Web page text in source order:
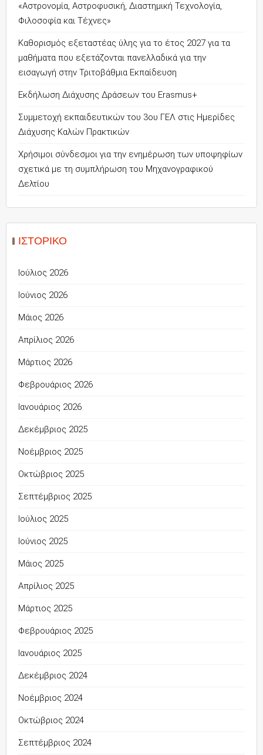
«Αστρονομία, Αστροφυσική, Διαστημική Τεχνολογία,
Φιλοσοφία και Τέχνες»
Καθορισμός εξεταστέας ύλης για το έτος 2027 για τα
μαθήματα που εξετάζονται πανελλαδικά για την
εισαγωγή στην Τριτοβάθμια Εκπαίδευση
Εκδήλωση Διάχυσης Δράσεων του Erasmus+
Συμμετοχή εκπαιδευτικών του 3ου ΓΕΛ στις Ημερίδες
Διάχυσης Καλών Πρακτικών
Χρήσιμοι σύνδεσμοι για την ενημέρωση των υποψηφίων
σχετικά με τη συμπλήρωση του Μηχανογραφικού
Δελτίου
ΙΣΤΟΡΙΚΌ
Ιούλιος 2026
Ιούνιος 2026
Μάιος 2026
Απρίλιος 2026
Μάρτιος 2026
Φεβρουάριος 2026
Ιανουάριος 2026
Δεκέμβριος 2025
Νοέμβριος 2025
Οκτώβριος 2025
Σεπτέμβριος 2025
Ιούλιος 2025
Ιούνιος 2025
Μάιος 2025
Απρίλιος 2025
Μάρτιος 2025
Φεβρουάριος 2025
Ιανουάριος 2025
Δεκέμβριος 2024
Νοέμβριος 2024
Οκτώβριος 2024
Σεπτέμβριος 2024